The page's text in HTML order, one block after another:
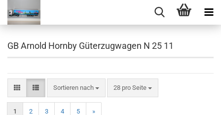
GB Arnold Hornby Güterzugwagen N 25 11
Sortieren nach
Sortieren nach 28 pro Seite
pro Seite
1 2 3 4 5 »